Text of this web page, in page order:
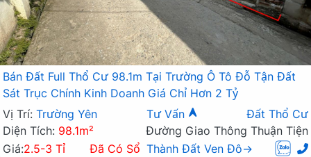
Bán Đất Full Thổ Cư 98.1m Tại Trường Ô Tô Đỗ Tận Đất
Sát Trục Chính Kinh Doanh Giá Chỉ Hơn 2 Tỷ
Vị Trí: Trường Yên Tư Vấn
Đất Thổ Cư
Diện Tích: 98.1m²
Đường Giao Thông Thuận Tiện
Giá:2.5-3 Tỉ Đã Có Sổ Thành Đất Ven Đô→